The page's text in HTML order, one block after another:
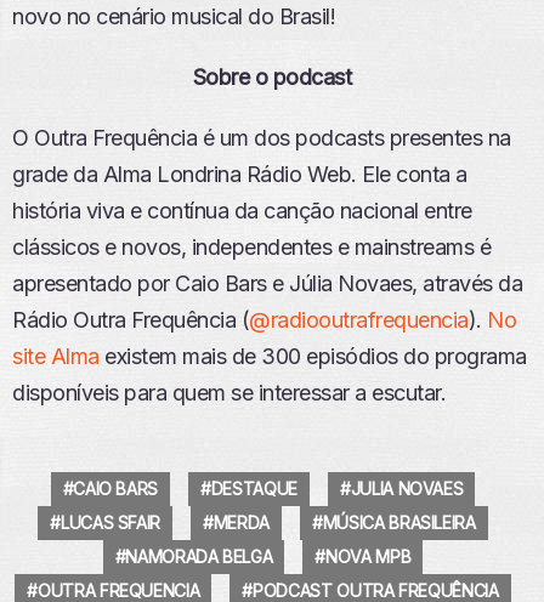
novo no cenário musical do Brasil!
Sobre o podcast
O Outra Frequência é um dos podcasts presentes na
grade da Alma Londrina Rádio Web. Ele conta a
história viva e contínua da canção nacional entre
clássicos e novos, independentes e mainstreams é
apresentado por Caio Bars e Júlia Novaes, através da
Rádio Outra Frequência (@radiooutrafrequencia). No
site Alma existem mais de 300 episódios do programa
disponíveis para quem se interessar a escutar.
CAIO BARS DESTAQUE
JULIA NOVAES
LUCAS SFAIR
MERDA
MÚSICA BRASILEIRA
NAMORADA BELGA
NOVA MPB
OUTRA FREQUENCIA
PODCAST OUTRA FREQUÊNCIA